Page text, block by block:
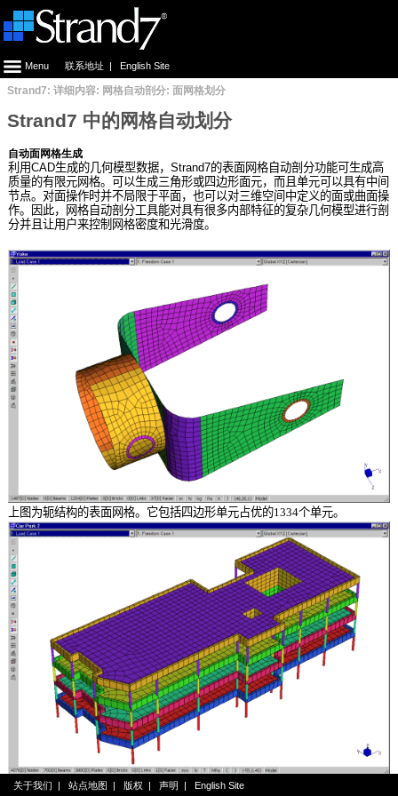
Menu 联系地址 | English Site
Strand7: 详细内容: 网格自动剖分: 面网格划分
Strand7 中的网格自动划分
自动面网格生成
利用CAD生成的几何模型数据， Strand7的表面网格自动剖分功能可生成高
质量的有限元网格。可以生成三角形或四边形面元，而且单元可以具有中间
节点。对面操作时并不局限于平面，也可以对三维空间中定义的面或曲面操
作。因此，网格自动剖分工具能对具有很多内部特征的复杂几何模型进行剖
分并且让用户来控制网格密度和光滑度。
上图为轭结构的表面网格。它包括四边形单元占优的1334个单元。
这个模型使用了网格自动划分和常规网格生成功能。首先，将楼板的几何模
关于我们 | 站点地图 | 版权 | 声明 | English Site